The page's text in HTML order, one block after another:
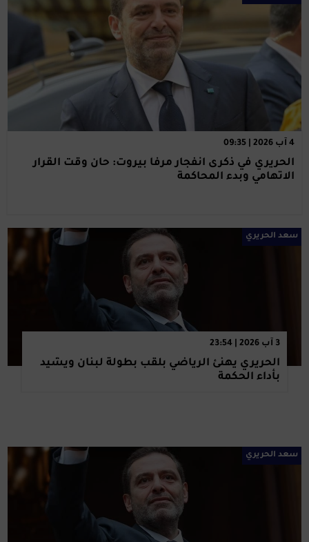
4 آب 2026 | 09:35
الحريري في ذكرى انفجار مرفأ بيروت: حان وقت القرار
الاتهامي وبدء المحاكمة
سعد الحريري
3 آب 2026 | 23:54
الحريري يهنئ الرياضي بلقب بطولة لبنان ويشيد
بأداء الحكمة
سعد الحريري